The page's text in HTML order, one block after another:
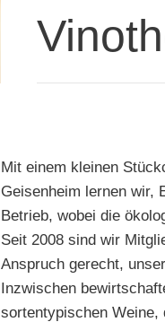
Mit einem kleinen
Geisenheim lernen wir,
Betrieb, wobei die
Seit 2008 sind wir
Anspruch gerecht,
Inzwischen
sortentypischen Weine,